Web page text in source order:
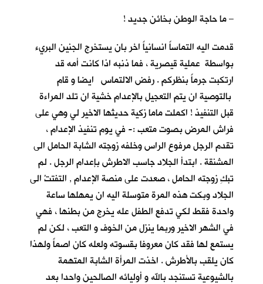
– ما حاجة الوطن بخائن جديد !
قدمت اليه التماساً انسانياً اخر بان يستخرج الجنين البريء
بواسطة عملية قيصرية ، فما ذنبه اذا كانت أمه قد
ارتكبت جرماً بنظركم . رفض الالتماس ايضا و قام
بالتوصية ان يتم التعجيل بالإعدام خشية ان تلد المراءة
قبل التنفيذ ! اكملت ماما زكية حديثها الاخير لي وهي على
فراش المرض بصوت متعب :- في يوم تنفيذ الإعدام ،
تقدم الرجل مرفوع الراس وخلفه زوجته الشابة الحامل الى
المشنقة . ابتدأ الجلاد جاسب الاطرش بإعدام الرجل . لم
تبكِ زوجته الحامل ، صعدت على منصة الإعدام , التفتتْ الى
الجلاد وبكت هذه المرة متوسلة اليه ان يمهلها ساعة
واحدة فقط لكي تدفع الطفل عله يخرج من بطنها ، فهي
في الشهر الاخير وربما ينزل من الخوف و التعب ، لكن لم
يستمع لها فقد كان معروفا بقسوته ولعله كان اصماً ولهذا
كان يلقب بالأطرش . اخذت المرأة الشابة المتهمة
بالشيوعية تستنجد بالله و أوليائه الصالحين واحدا بعد